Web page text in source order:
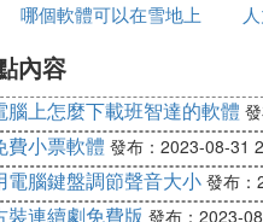
手架智能計算模塊：
落地式腳手架：
：扣件式落地雙排腳手架
（用於砼結構施工），碗
懸挑式腳手架：
：普通型鋼懸挑扣件式
型鋼懸挑碗扣式雙排腳
找
哪個軟體可以在雪地上
內容
腦上怎麼下載班智達的軟體
費小票軟體 發布：2023-08-31
電腦鍵盤調節聲音大小 發布：
裝連續劇免費版 發布：2023-